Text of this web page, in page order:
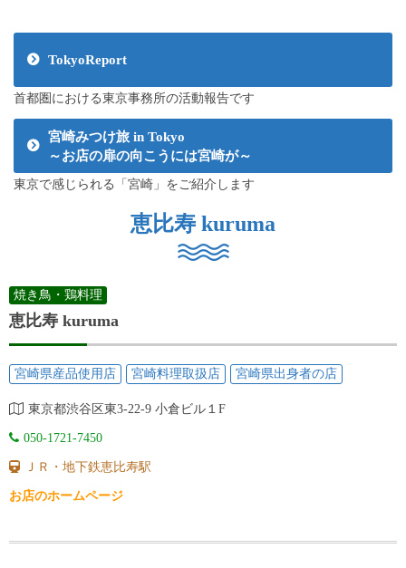
TokyoReport
首都圏における東京事務所の活動報告です
宮崎みつけ旅 in Tokyo
～お店の扉の向こうには宮崎が～
東京で感じられる「宮崎」をご紹介します
恵比寿 kuruma
焼き鳥・鶏料理
恵比寿 kuruma
宮崎県産品使用店 宮崎料理取扱店 宮崎県出身者の店
東京都渋谷区東3-22-9 小倉ビル１F
050-1721-7450
ＪＲ・地下鉄恵比寿駅
お店のホームページ